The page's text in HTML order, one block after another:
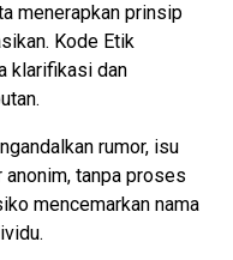
menerapkan prinsip
Kode Etik
klarifikasi dan
rumor, isu
tanpa proses
mencemarkan nama